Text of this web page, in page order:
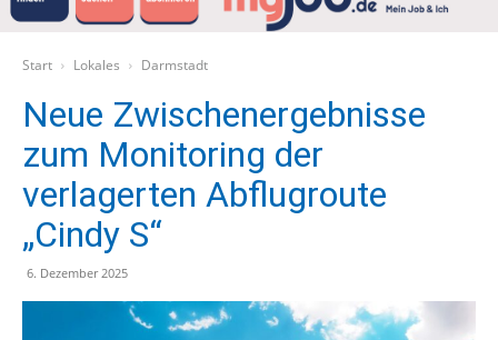
Verlag
Start Lokales Darmstadt
Neue Zwischenergebnisse
zum Monitoring der
verlagerten Abflugroute
„Cindy S“
6. Dezember 2025